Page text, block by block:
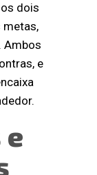
dois
metas,
Ambos
e